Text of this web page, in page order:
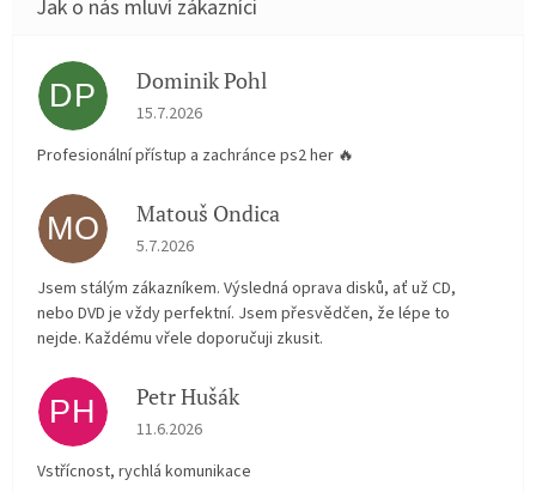
DP Dominik Pohl
Hodnocení obchodu je 5 z 5 hvězdiček.
15.7.2026
Profesionální přístup a zachránce ps2 her 🔥
MO Matouš Ondica
Hodnocení obchodu je 5 z 5 hvězdiček.
5.7.2026
Jsem stálým zákazníkem. Výsledná oprava disků, ať už CD,
nebo DVD je vždy perfektní. Jsem přesvědčen, že lépe to
nejde. Každému vřele doporučuji zkusit.
PH Petr Hušák
Hodnocení obchodu je 5 z 5 hvězdiček.
11.6.2026
Vstřícnost, rychlá komunikace